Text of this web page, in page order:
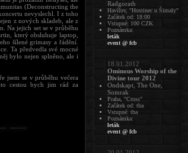
(Deconstructing the
nevyslechl. I z toho
z nových skladeb, ale z
Na jejich set se v průběhu
který obsluhuje laptop,
šílené grimasy a řádění.
Ta předvedla své mocné
bylo nejen splněno, ale i
jsem se v průběhu večera
cestou bych jim rád za
Radgorath
Havířov, "Hostinec u Šimaly"
Začátek od: 18:00
Vstupné: 100 CZK
Poznámka:
leták
event @ fcb
18.01.2012
Ominous Worship of the
Divine tour 2012
Ondskapt, The One,
Somrak
Praha, "Cross"
Začátek od: tba
Vstupné: tba
Poznámka:
leták
event @ fcb